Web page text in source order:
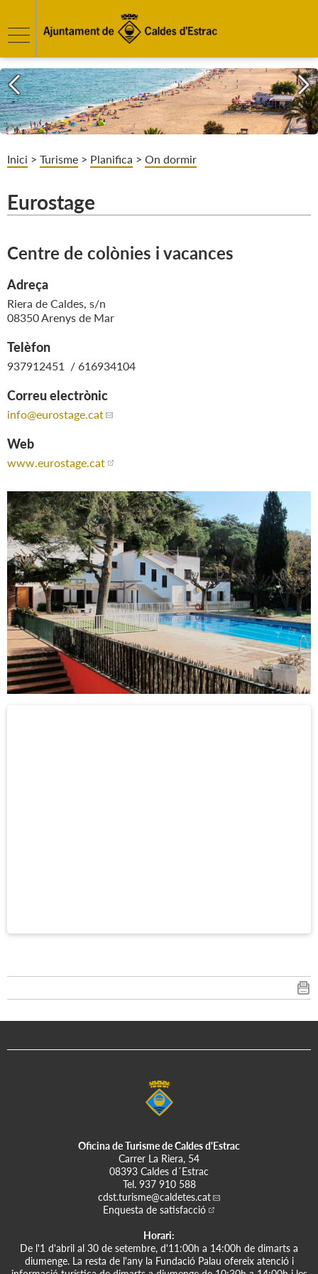
Inici > Turisme > Planifica > On dormir
Eurostage
Centre de colònies i vacances
Adreça
Riera de Caldes, s/n
08350 Arenys de Mar
Telèfon
937912451 / 616934104
Correu electrònic
info@eurostage.cat
Web
www.eurostage.cat
Oficina de Turisme de Caldes d'Estrac
Carrer La Riera, 54
08393 Caldes d´Estrac
Tel. 937 910 588
cdst.turisme@caldetes.cat
Enquesta de satisfacció
Horari:
De l'1 d'abril al 30 de setembre, d'11:00h a 14:00h de dimarts a
diumenge. La resta de l'any la Fundació Palau ofereix atenció i